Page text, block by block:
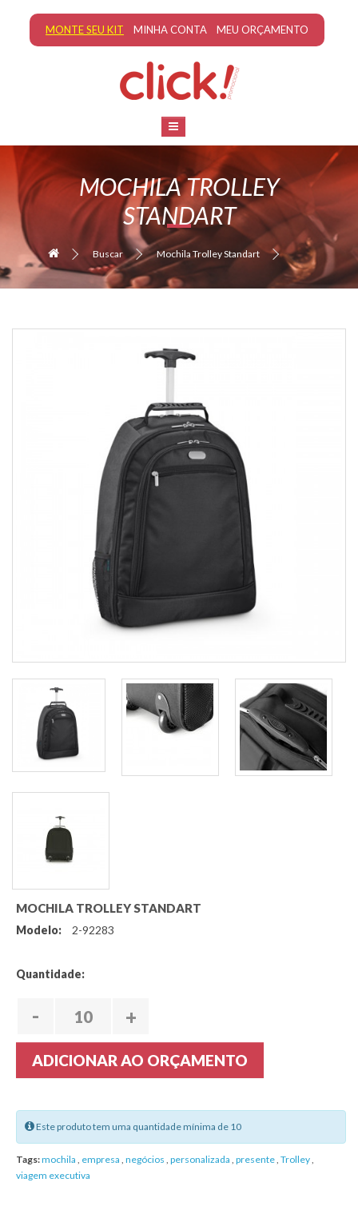
MONTE SEU KIT MINHA CONTA MEU ORÇAMENTO
MOCHILA TROLLEY
STANDART
Buscar Mochila Trolley Standart
MOCHILA TROLLEY STANDART
Modelo: 2-92283
Quantidade:
- +
ADICIONAR AO ORÇAMENTO
Este produto tem uma quantidade mínima de 10
Tags:mochila , empresa , negócios , personalizada , presente, Trolley,
viagem executiva